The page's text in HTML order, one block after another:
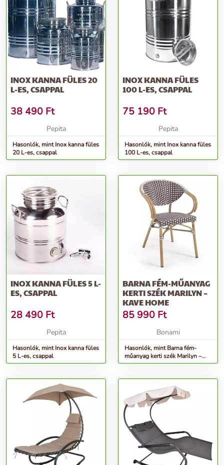
INOX KANNA FÜLES 20
L-ES, CSAPPAL
38 490 Ft
Pepita
Hasonlók, mint Inox kanna füles
20 L-es, csappal
INOX KANNA FÜLES
100 L-ES, CSAPPAL
75 190 Ft
Pepita
Hasonlók, mint Inox kanna füles
100 L-es, csappal
INOX KANNA FÜLES 5 L-
ES, CSAPPAL
28 490 Ft
Pepita
Hasonlók, mint Inox kanna füles
5 L-es, csappal
BARNA FÉM-MŰANYAG
KERTI SZÉK MARILYN –
KAVE HOME
85 990 Ft
Bonami
Hasonlók, mint Barna fém-
műanyag kerti szék Marilyn –
Kave Home